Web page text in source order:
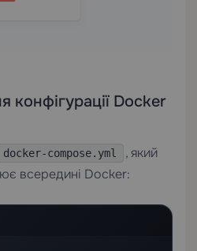
конфігурації Docker
docker-compose.yml
, який
всередині Docker: